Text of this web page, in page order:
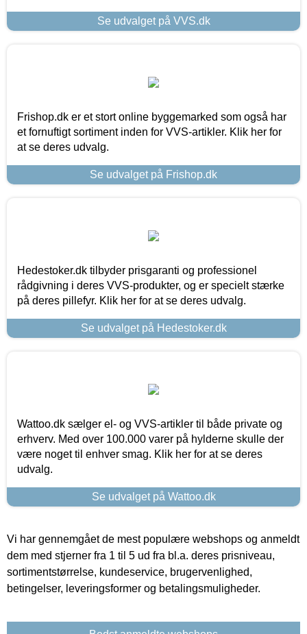
Se udvalget på VVS.dk
Frishop.dk er et stort online byggemarked som også har
et fornuftigt sortiment inden for VVS-artikler. Klik her for
at se deres udvalg.
Se udvalget på Frishop.dk
Hedestoker.dk tilbyder prisgaranti og professionel
rådgivning i deres VVS-produkter, og er specielt stærke
på deres pillefyr. Klik her for at se deres udvalg.
Se udvalget på Hedestoker.dk
Wattoo.dk sælger el- og VVS-artikler til både private og
erhverv. Med over 100.000 varer på hylderne skulle der
være noget til enhver smag. Klik her for at se deres
udvalg.
Se udvalget på Wattoo.dk
Vi har gennemgået de mest populære webshops og anmeldt
dem med stjerner fra 1 til 5 ud fra bl.a. deres prisniveau,
sortimentstørrelse, kundeservice, brugervenlighed,
betingelser, leveringsformer og betalingsmuligheder.